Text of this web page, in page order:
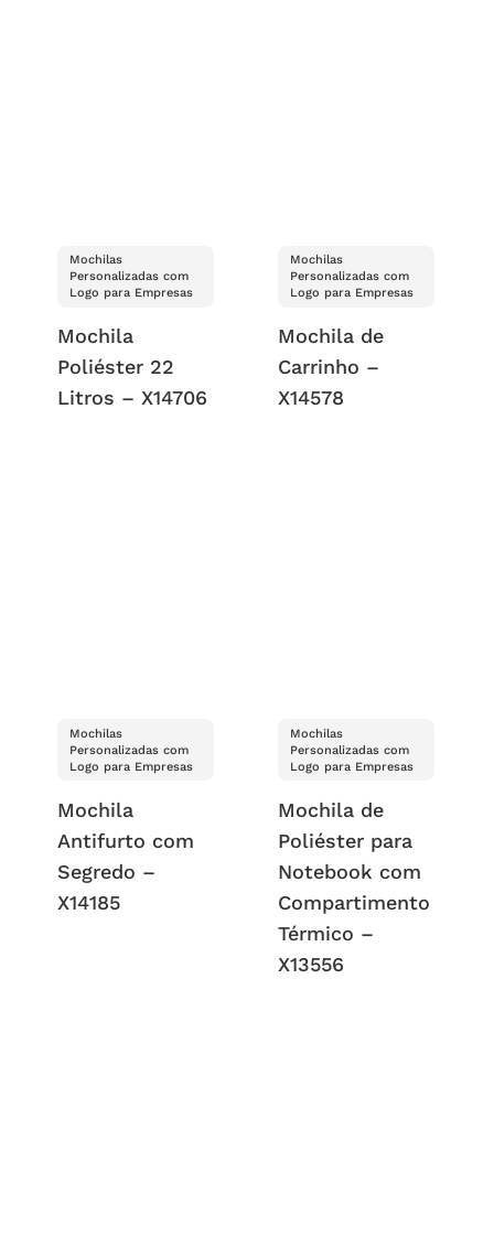
Mochilas
Personalizadas com
Logo para Empresas
Mochila
Poliéster 22
Litros – X14706
Mochilas
Personalizadas com
Logo para Empresas
Mochila de
Carrinho –
X14578
Mochilas
Personalizadas com
Logo para Empresas
Mochila
Antifurto com
Segredo –
X14185
Mochilas
Personalizadas com
Logo para Empresas
Mochila de
Poliéster para
Notebook com
Compartimento
Térmico –
X13556